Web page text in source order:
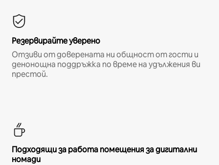
Резервирайте уверено
Отзиви от доверената ни общност от гости и
денонощна поддръжка по време на удължения ви
престой.
Подходящи за работа помещения за дигитални
номади